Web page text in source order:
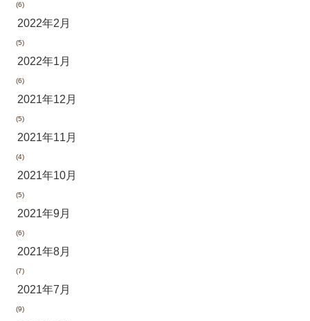
(6)
2022年2月
(5)
2022年1月
(6)
2021年12月
(5)
2021年11月
(4)
2021年10月
(5)
2021年9月
(6)
2021年8月
(7)
2021年7月
(9)